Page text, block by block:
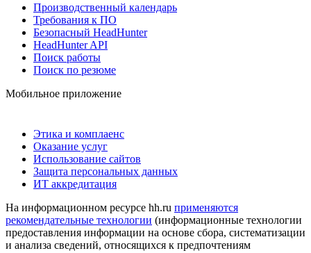
Производственный календарь
Требования к ПО
Безопасный HeadHunter
HeadHunter API
Поиск работы
Поиск по резюме
Мобильное приложение
Этика и комплаенс
Оказание услуг
Использование сайтов
Защита персональных данных
ИТ аккредитация
На информационном ресурсе hh.ru применяются
рекомендательные технологии (информационные технологии
предоставления информации на основе сбора, систематизации
и анализа сведений, относящихся к предпочтениям